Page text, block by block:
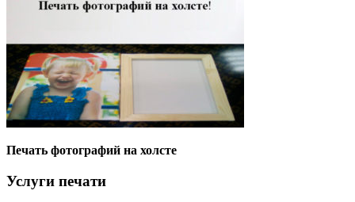
Печать фотографий на холсте
Услуги печати